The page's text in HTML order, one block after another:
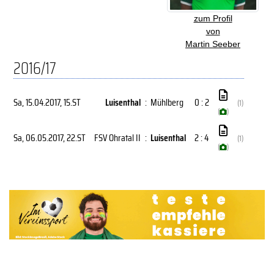
zum Profil
von
Martin Seeber
2016/17
Sa, 15.04.2017, 15.ST Luisenthal : Mühlberg 0 : 2
( )
(1)
Sa, 06.05.2017, 22.ST FSV Ohratal II : Luisenthal 2 : 4
( )
(1)